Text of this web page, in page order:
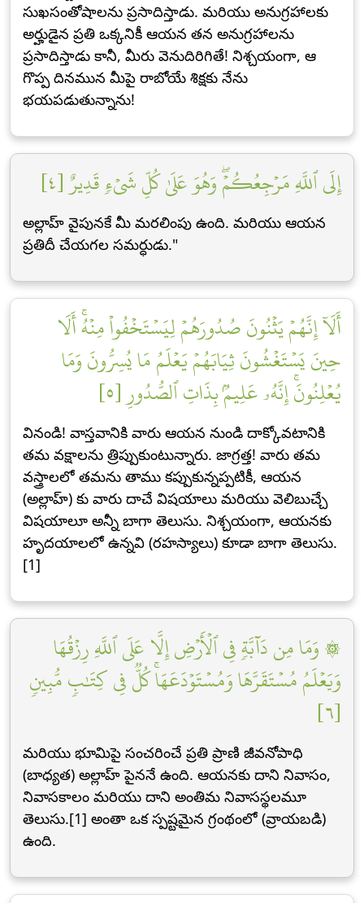
సుఖసంతోషాలను ప్రసాదిస్తాడు. మరియు అనుగ్రహాలకు
అర్హుడైన ప్రతి ఒక్కనికీ ఆయన తన అనుగ్రహాలను
ప్రసాదిస్తాడు కానీ, మీరు వెనుదిరిగితే! నిశ్చయంగా, ఆ
గొప్ప దినమున మీపై రాబోయే శిక్షకు నేను
భయపడుతున్నాను!
إِلَى ٱللَّهِ مَرۡجِعُكُمۡۖ وَهُوَ عَلَىٰ كُلِّ شَيۡءٖ قَدِيرٌ [٤]
అల్లాహ్ వైపునకే మీ మరలింపు ఉంది. మరియు ఆయన
ప్రతిదీ చేయగల సమర్ధుడు."
أَلَآ إِنَّهُمۡ يَثۡنُونَ صُدُورَهُمۡ لِيَسۡتَخۡفُواْ مِنۡهُۚ أَلَا
حِينَ يَسۡتَغۡشُونَ ثِيَابَهُمۡ يَعۡلَمُ مَا يُسِرُّونَ وَمَا
يُعۡلِنُونَۚ إِنَّهُۥ عَلِيمُۢ بِذَاتِ ٱلصُّدُورِ [٥]
వినండి! వాస్తవానికి వారు ఆయన నుండి దాక్కోవటానికి
తమ వక్షాలను త్రిప్పుకుంటున్నారు. జాగ్రత్త! వారు తమ
వస్త్రాలలో తమను తాము కప్పుకున్నప్పటికీ, ఆయన
(అల్లాహ్) కు వారు దాచే విషయాలు మరియు వెలిబుచ్చే
విషయాలూ అన్నీ బాగా తెలుసు. నిశ్చయంగా, ఆయనకు
హృదయాలలో ఉన్నవి (రహస్యాలు) కూడా బాగా తెలుసు.
[1]
۞ وَمَا مِن دَآبَّةٖ فِي ٱلۡأَرۡضِ إِلَّا عَلَى ٱللَّهِ رِزۡقُهَا
وَيَعۡلَمُ مُسۡتَقَرَّهَا وَمُسۡتَوۡدَعَهَاۚ كُلّٞ فِي كِتَٰبٖ مُّبِينٖ
[٦]
మరియు భూమిపై సంచరించే ప్రతి ప్రాణి జీవనోపాధి
(బాధ్యత) అల్లాహ్ పైననే ఉంది. ఆయనకు దాని నివాసం,
నివాసకాలం మరియు దాని అంతిమ నివాసస్థలమూ
తెలుసు.[1] అంతా ఒక స్పష్టమైన గ్రంథంలో (వ్రాయబడి)
ఉంది.